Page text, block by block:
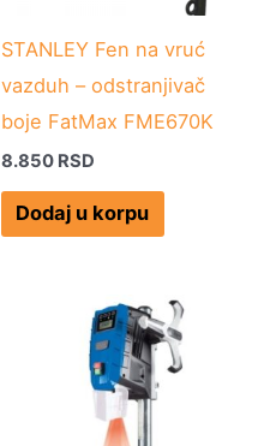
STANLEY Fen na vruć
vazduh – odstranjivač
boje FatMax FME670K
8.850 RSD
Dodaj u korpu